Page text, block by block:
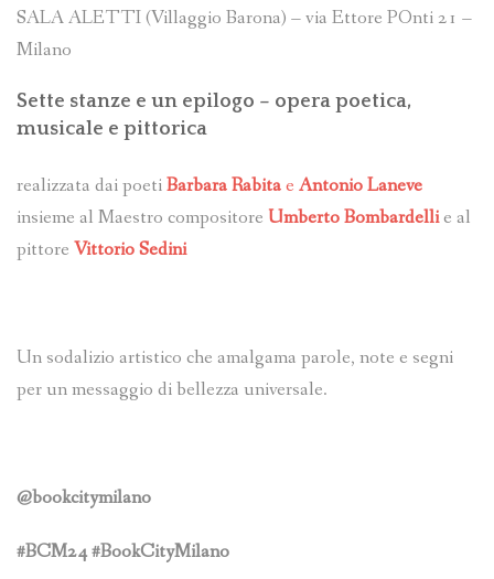
SALA ALETTI (Villaggio Barona) – via Ettore POnti 21 –
Milano
Sette stanze e un epilogo – opera poetica,
musicale e pittorica
realizzata dai poetiBarbara Rabitae Antonio Laneve
insieme al Maestro compositore Umberto Bombardellie al
pittore Vittorio Sedini
Un sodalizio artistico che amalgama parole, note e segni
per un messaggio di bellezza universale.
@bookcitymilano
#BCM24 #BookCityMilano